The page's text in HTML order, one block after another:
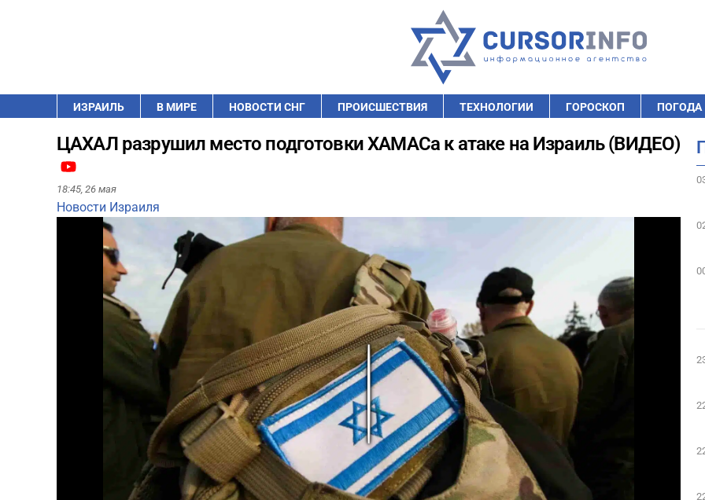
ИЗРАИЛЬ В МИРЕ НОВОСТИ СНГ ПРОИСШЕСТВИЯ ТЕХНОЛОГИИ ГОРОСКОП ПОГОДА
ЦАХАЛ разрушил место подготовки ХАМАСа к атаке на Израиль (ВИДЕО)
18:45, 26 мая
Новости Израиля
Play